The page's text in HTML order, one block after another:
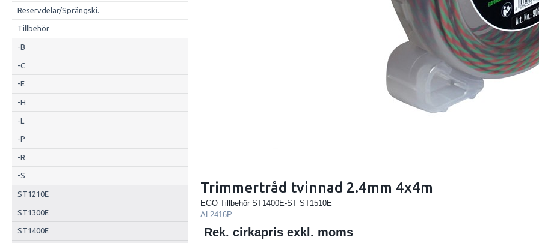
Reservdelar/Sprängski.
Tillbehör
-B
-C
-E
-H
-L
-P
-R
-S
ST1210E
ST1300E
ST1400E
Trimmertråd tvinnad 2.4mm 4x4m
EGO Tillbehör ST1400E-ST ST1510E
AL2416P
Rek. cirkapris exkl. moms